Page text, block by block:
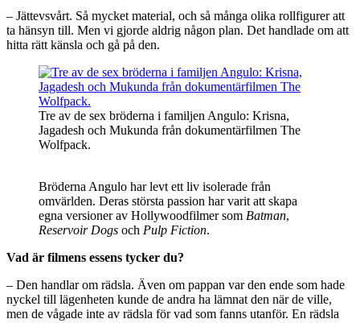
– Jättevsvårt. Så mycket material, och så många olika rollfigurer att
ta hänsyn till. Men vi gjorde aldrig någon plan. Det handlade om att
hitta rätt känsla och gå på den.
Tre av de sex bröderna i familjen Angulo: Krisna,
Jagadesh och Mukunda från dokumentärfilmen The
Wolfpack.
Bröderna Angulo har levt ett liv isolerade från
omvärlden. Deras största passion har varit att skapa
egna versioner av Hollywoodfilmer som Batman,
Reservoir Dogs och Pulp Fiction.
Vad är filmens essens tycker du?
– Den handlar om rädsla. Även om pappan var den ende som hade
nyckel till lägenheten kunde de andra ha lämnat den när de ville,
men de vågade inte av rädsla för vad som fanns utanför. En rädsla